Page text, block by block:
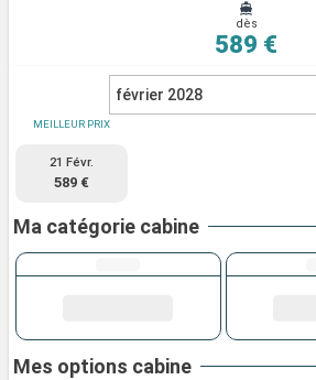
dès
589 €
février 2028
MEILLEUR PRIX
21 Févr.
589 €
Ma catégorie cabine
Mes options cabine
Rechercher